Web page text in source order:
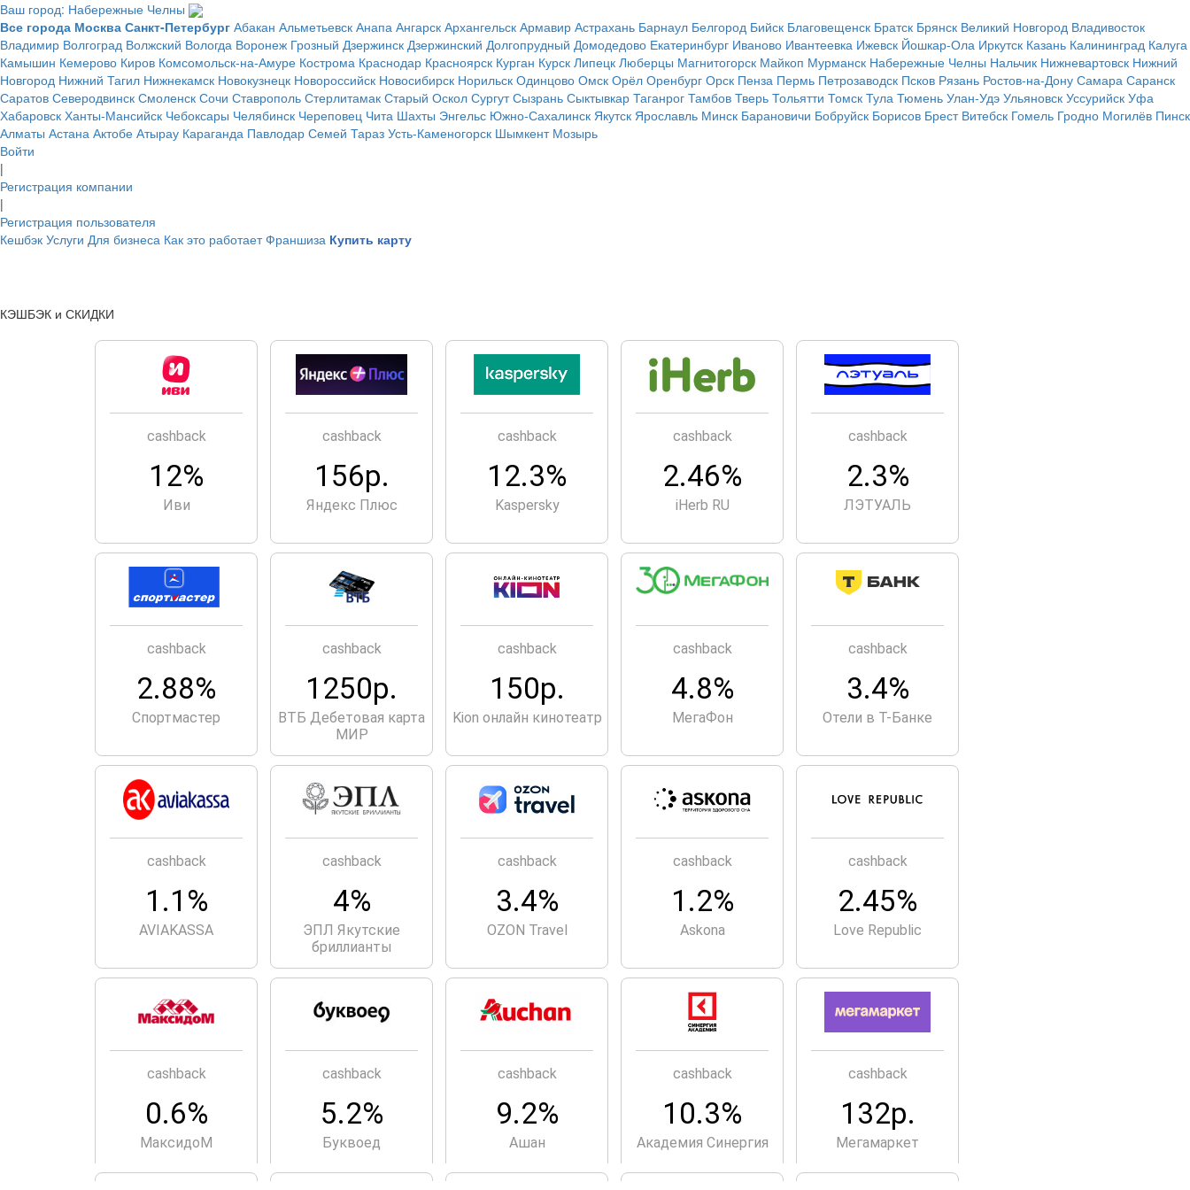
Ваш город: Набережные Челны
Все города Москва Санкт-Петербург Абакан Альметьевск Анапа Ангарск Архангельск Армавир Астрахань Барнаул Белгород Бийск Благовещенск Братск Брянск Великий Новгород Владивосток
Владимир Волгоград Волжский Вологда Воронеж Грозный Дзержинск Дзержинский Долгопрудный Домодедово Екатеринбург Иваново Ивантеевка Ижевск Йошкар-Ола Иркутск Казань Калининград Калуга
Камышин Кемерово Киров Комсомольск-на-Амуре Кострома Краснодар Красноярск Курган Курск Липецк Люберцы Магнитогорск Майкоп Мурманск Набережные Челны Нальчик Нижневартовск Нижний
Новгород Нижний Тагил Нижнекамск Новокузнецк Новороссийск Новосибирск Норильск Одинцово Омск Орёл Оренбург Орск Пенза Пермь Петрозаводск Псков Рязань Ростов-на-Дону Самара Саранск
Саратов Северодвинск Смоленск Сочи Ставрополь Стерлитамак Старый Оскол Сургут Сызрань Сыктывкар Таганрог Тамбов Тверь Тольятти Томск Тула Тюмень Улан-Удэ Ульяновск Уссурийск Уфа
Хабаровск Ханты-Мансийск Чебоксары Челябинск Череповец Чита Шахты Энгельс Южно-Сахалинск Якутск Ярославль Минск Барановичи Бобруйск Борисов Брест Витебск Гомель Гродно Могилёв Пинск
Алматы Астана Актобе Атырау Караганда Павлодар Семей Тараз Усть-Каменогорск Шымкент Мозырь
Войти
|
Регистрация компании
|
Регистрация пользователя
Кешбэк Услуги Для бизнеса Как это работает Франшиза Купить карту
КЭШБЭК и СКИДКИ
cashback
12%
Иви
cashback
156р.
Яндекс Плюс
cashback
12.3%
Kaspersky
cashback
2.46%
iHerb RU
cashback
2.3%
ЛЭТУАЛЬ
cashback
2.88%
Спортмастер
cashback
1250р.
ВТБ Дебетовая карта
МИР
cashback
150р.
Kion онлайн кинотеатр
cashback
4.8%
МегаФон
cashback
3.4%
Отели в Т-Банке
cashback
1.1%
AVIAKASSA
cashback
4%
ЭПЛ Якутские
бриллианты
cashback
3.4%
OZON Travel
cashback
1.2%
Askona
cashback
2.45%
Love Republic
cashback
0.6%
МаксидоМ
cashback
5.2%
Буквоед
cashback
9.2%
Ашан
cashback
10.3%
Академия Синергия
cashback
132р.
Мегамаркет